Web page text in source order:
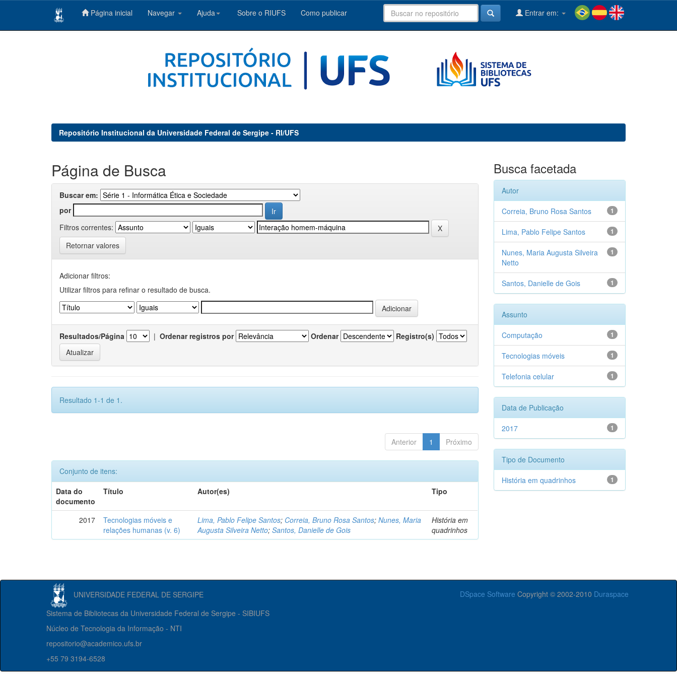
Página inicial Navegar Ajuda Sobre o RIUFS Como publicar Entrar em:
Repositório Institucional da Universidade Federal de Sergipe - RI/UFS
Página de Busca
Buscar em:
por
Filtros correntes:
Retornar valores
Adicionar filtros:
Utilizar filtros para refinar o resultado de busca.
Resultados/Página | Ordenar registros por Ordenar Registro(s)
Resultado 1-1 de 1.
Anterior 1 Próximo
Conjunto de itens:
Data do
documento
Título Autor(es) Tipo
2017
Tecnologias móveis e
relações humanas (v. 6)
Lima, Pablo Felipe Santos; Correia, Bruno Rosa Santos;Nunes, Maria
Augusta Silveira Netto;Santos, Danielle de Gois
História em
quadrinhos
Busca facetada
Autor
1
Correia, Bruno Rosa Santos
1
Lima, Pablo Felipe Santos
1
Nunes, Maria Augusta Silveira
Netto
1
Santos, Danielle de Gois
Assunto
1
Computação
1
Tecnologias móveis
1
Telefonia celular
Data de Publicação
1
2017
Tipo de Documento
1
História em quadrinhos
UNIVERSIDADE FEDERAL DE SERGIPE DSpace Software Copyright © 2002-2010 Duraspace
Sistema de Bibliotecas da Universidade Federal de Sergipe - SIBIUFS
Núcleo de Tecnologia da Informação - NTI
repositorio@academico.ufs.br
+55 79 3194-6528